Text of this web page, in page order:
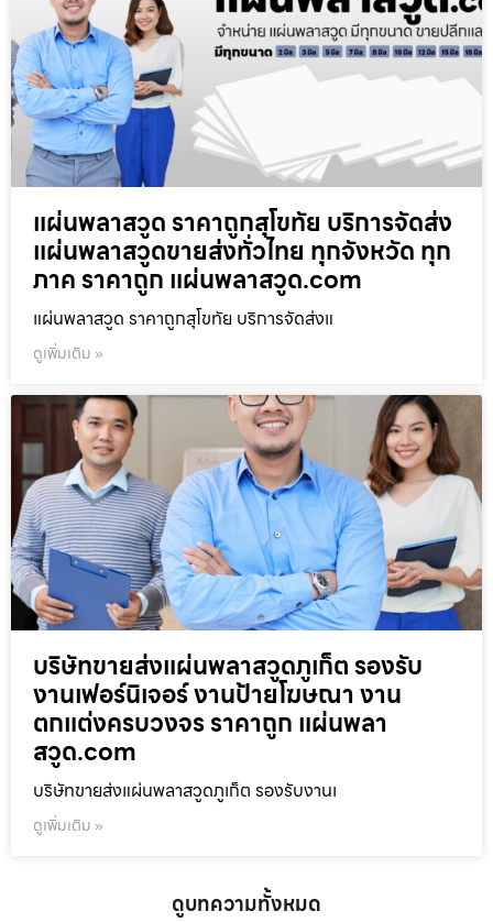
แผ่นพลาสวูด ราคาถูกสุโขทัย บริการจัดส่ง
แผ่นพลาสวูดขายส่งทั่วไทย ทุกจังหวัด ทุก
ภาค ราคาถูก แผ่นพลาสวูด.com
แผ่นพลาสวูด ราคาถูกสุโขทัย บริการจัดส่งแ
ดูเพิ่มเติม »
บริษัทขายส่งแผ่นพลาสวูดภูเก็ต รองรับ
งานเฟอร์นิเจอร์ งานป้ายโฆษณา งาน
ตกแต่งครบวงจร ราคาถูก แผ่นพลา
สวูด.com
บริษัทขายส่งแผ่นพลาสวูดภูเก็ต รองรับงานเ
ดูเพิ่มเติม »
ดูบทความทั้งหมด